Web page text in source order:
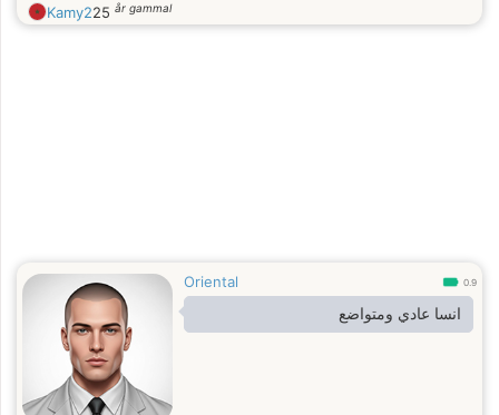
Kamy225 år gammal
Oriental 0.9
انسا عادي ومتواضع